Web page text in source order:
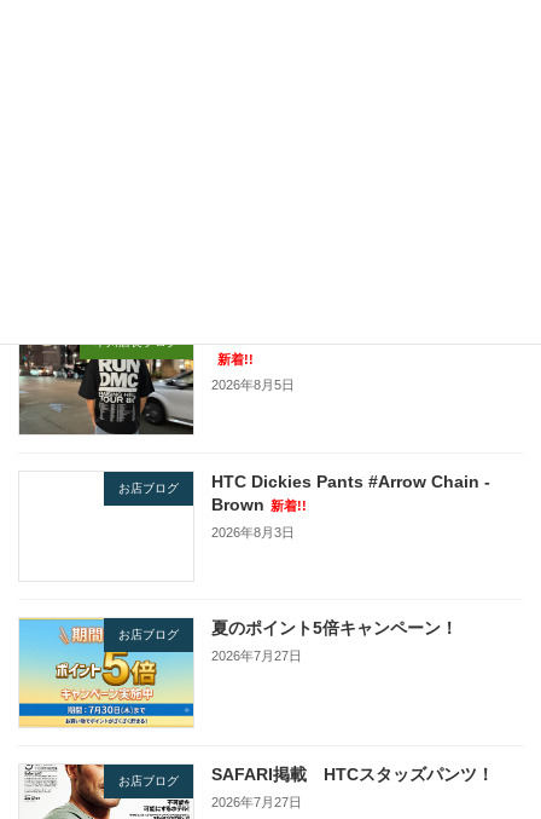
本川店長ブログ
新着!!
2026年8月5日
お店ブログ
HTC Dickies Pants #Arrow Chain -
Brown 新着!!
2026年8月3日
お店ブログ 夏のポイント5倍キャンペーン！
2026年7月27日
お店ブログ SAFARI掲載 HTCスタッズパンツ！
2026年7月27日